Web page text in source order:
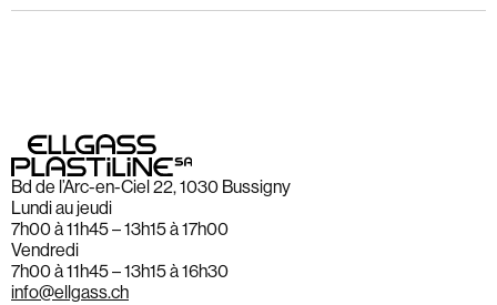
Bd de l’Arc-en-Ciel 22, 1030 Bussigny
Lundi au jeudi
7h00 à 11h45 – 13h15 à 17h00
Vendredi
7h00 à 11h45 – 13h15 à 16h30
info@ellgass.ch